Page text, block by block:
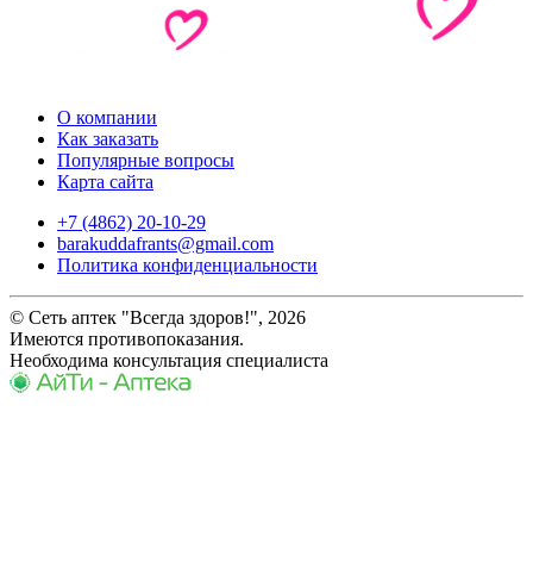
О компании
Как заказать
Популярные вопросы
Карта сайта
+7 (4862) 20-10-29
barakuddafrants@gmail.com
Политика конфиденциальности
© Сеть аптек "Всегда здоров!", 2026
Имеются противопоказания.
Необходима консультация специалиста